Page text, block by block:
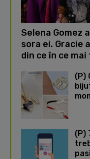
Selena Gomez
sora ei. Gracie
din ce în ce
(P)
(P)